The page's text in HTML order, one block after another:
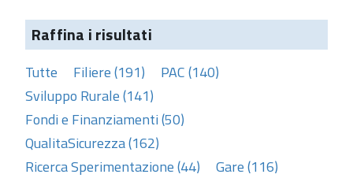
Raffina i risultati
Tutte Filiere (191)
PAC (140)
Sviluppo Rurale (141)
Fondi e Finanziamenti (50)
QualitaSicurezza (162)
Ricerca Sperimentazione (44)
Gare (116)